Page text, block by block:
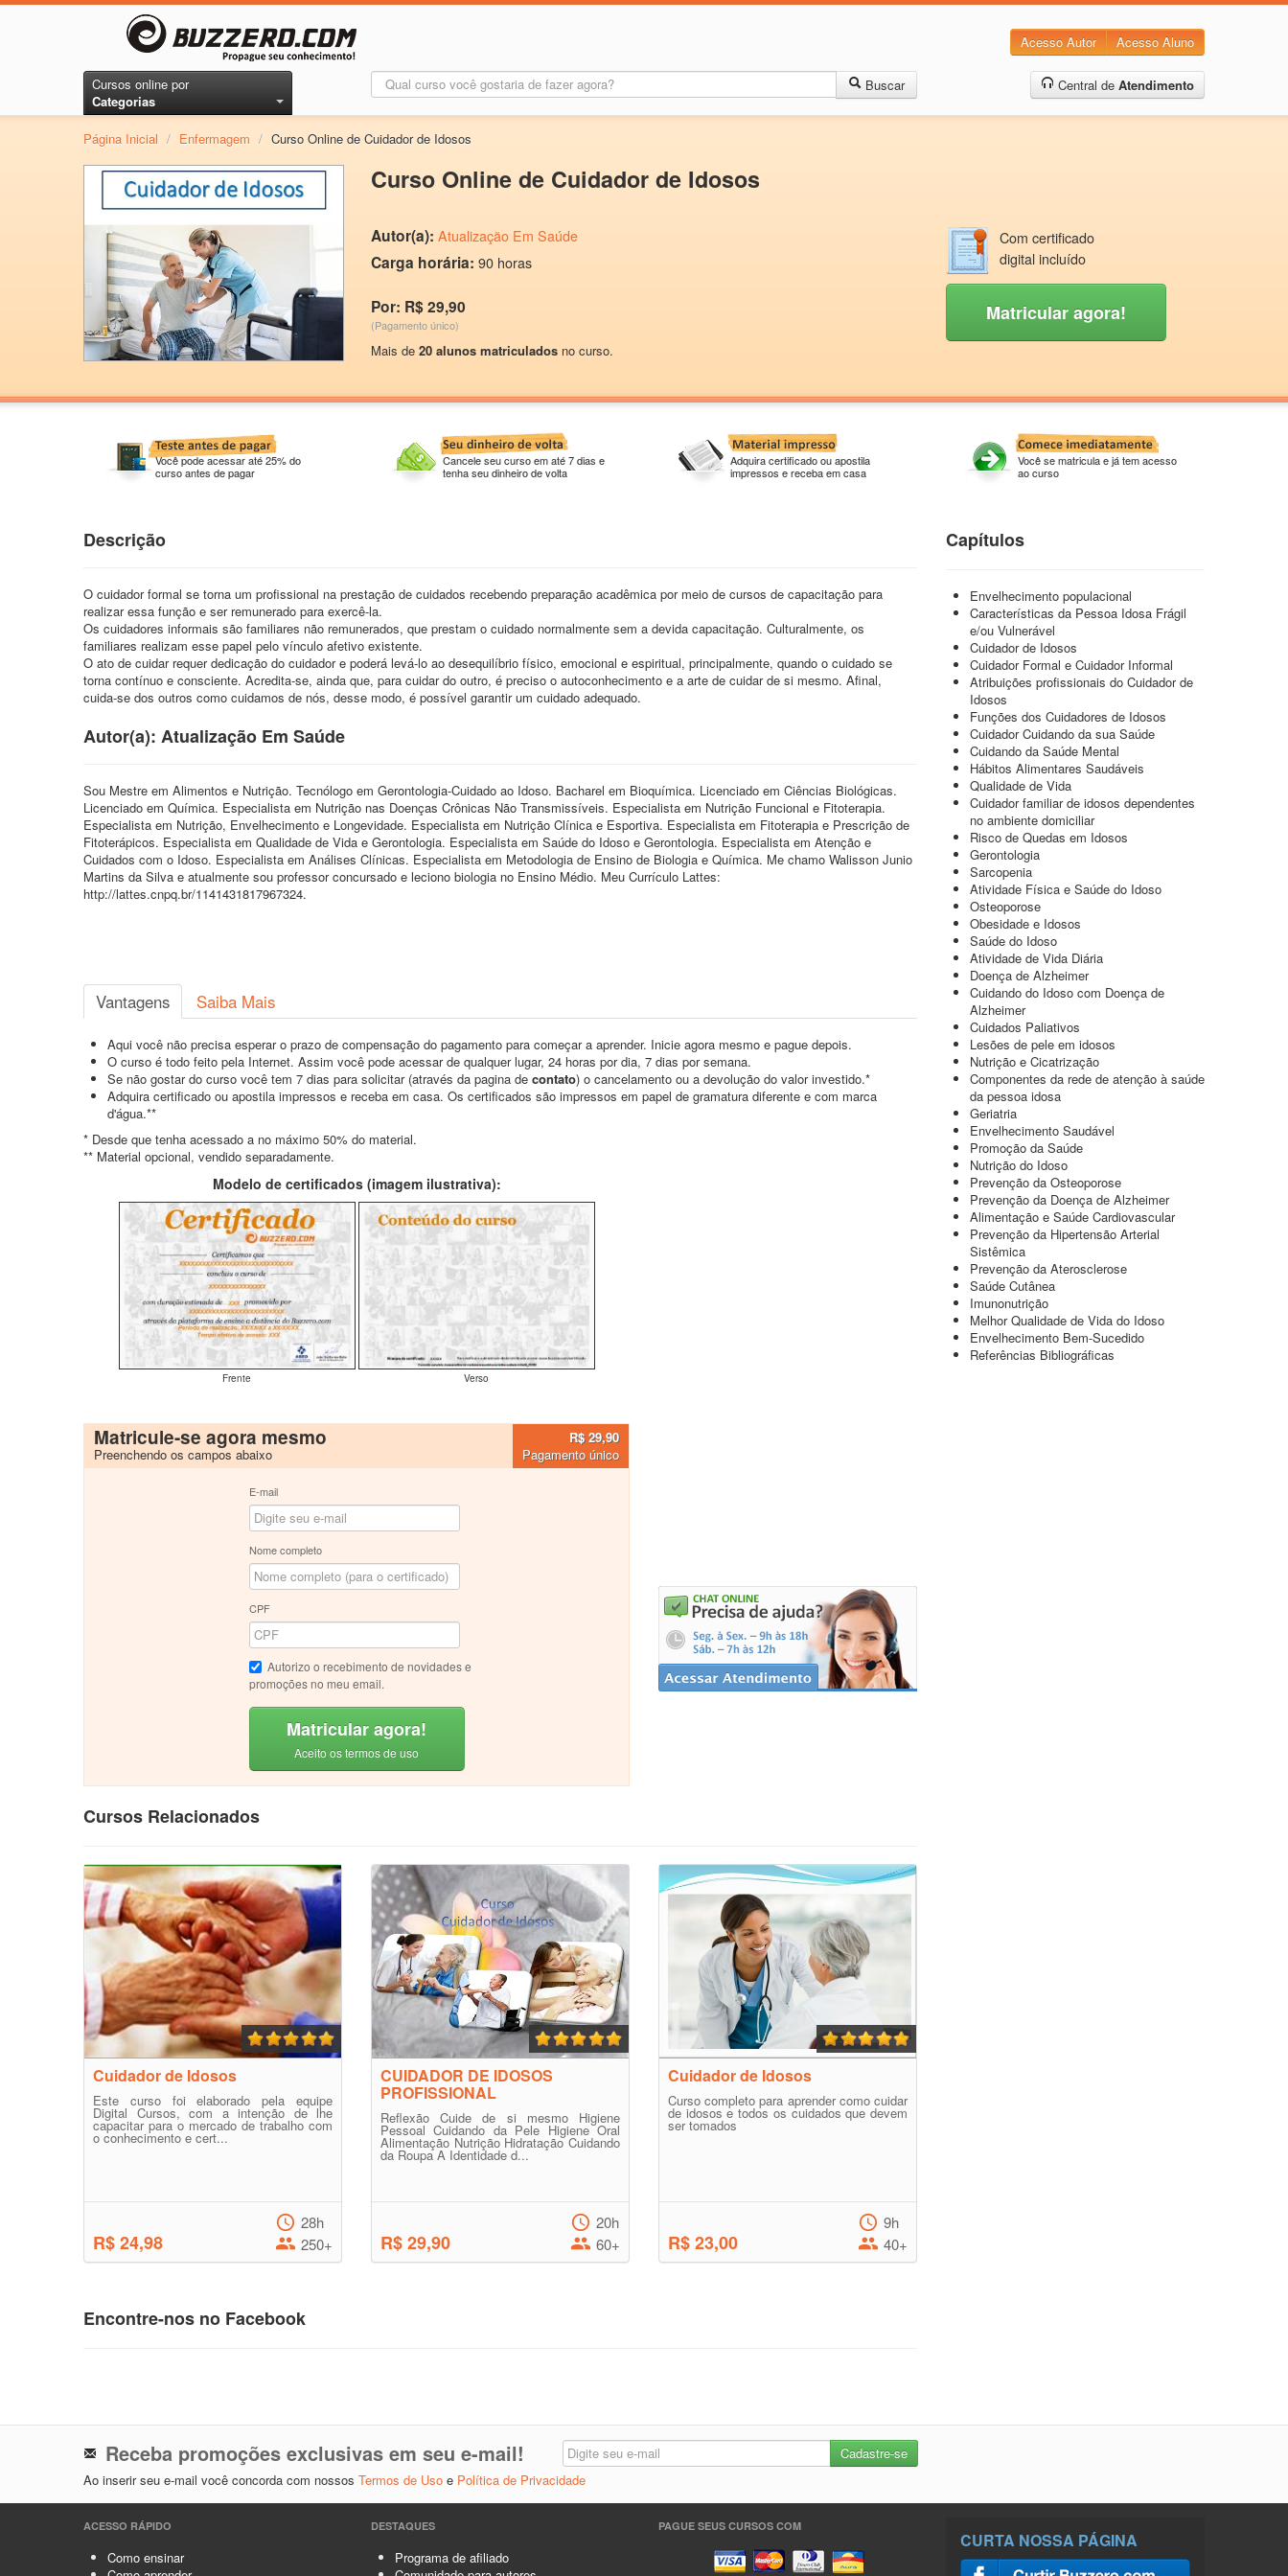
Acesso Autor Acesso Aluno
Cursos online por
Categorias
Buscar Central de Atendimento
Página Inicial / Enfermagem / Curso Online de Cuidador de Idosos
Curso Online de Cuidador de Idosos
Autor(a): Atualização Em Saúde
Carga horária: 90 horas
Por: R$ 29,90
(Pagamento único)
Mais de 20 alunos matriculados no curso.
Com certificado
digital incluído
Matricular agora!
Você pode acessar até 25% do
curso antes de pagar
Cancele seu curso em até 7 dias e
tenha seu dinheiro de volta
Adquira certificado ou apostila
impressos e receba em casa
Você se matricula e já tem acesso
ao curso
Descrição
O cuidador formal se torna um profissional na prestação de cuidados recebendo preparação acadêmica por meio de cursos de capacitação para
realizar essa função e ser remunerado para exercê-la.
Os cuidadores informais são familiares não remunerados, que prestam o cuidado normalmente sem a devida capacitação. Culturalmente, os
familiares realizam esse papel pelo vínculo afetivo existente.
O ato de cuidar requer dedicação do cuidador e poderá levá-lo ao desequilíbrio físico, emocional e espiritual, principalmente, quando o cuidado se
torna contínuo e consciente. Acredita-se, ainda que, para cuidar do outro, é preciso o autoconhecimento e a arte de cuidar de si mesmo. Afinal,
cuida-se dos outros como cuidamos de nós, desse modo, é possível garantir um cuidado adequado.
Autor(a): Atualização Em Saúde
Sou Mestre em Alimentos e Nutrição. Tecnólogo em Gerontologia-Cuidado ao Idoso. Bacharel em Bioquímica. Licenciado em Ciências Biológicas.
Licenciado em Química. Especialista em Nutrição nas Doenças Crônicas Não Transmissíveis. Especialista em Nutrição Funcional e Fitoterapia.
Especialista em Nutrição, Envelhecimento e Longevidade. Especialista em Nutrição Clínica e Esportiva. Especialista em Fitoterapia e Prescrição de
Fitoterápicos. Especialista em Qualidade de Vida e Gerontologia. Especialista em Saúde do Idoso e Gerontologia. Especialista em Atenção e
Cuidados com o Idoso. Especialista em Análises Clínicas. Especialista em Metodologia de Ensino de Biologia e Química. Me chamo Walisson Junio
Martins da Silva e atualmente sou professor concursado e leciono biologia no Ensino Médio. Meu Currículo Lattes:
http://lattes.cnpq.br/1141431817967324.
Vantagens Saiba Mais
Aqui você não precisa esperar o prazo de compensação do pagamento para começar a aprender. Inicie agora mesmo e pague depois.
O curso é todo feito pela Internet. Assim você pode acessar de qualquer lugar, 24 horas por dia, 7 dias por semana.
Se não gostar do curso você tem 7 dias para solicitar (através da pagina de contato) o cancelamento ou a devolução do valor investido.*
Adquira certificado ou apostila impressos e receba em casa. Os certificados são impressos em papel de gramatura diferente e com marca
d'água.**
* Desde que tenha acessado a no máximo 50% do material.
** Material opcional, vendido separadamente.
Modelo de certificados (imagem ilustrativa):
Frente Verso
Matricule-se agora mesmo
Preenchendo os campos abaixo
R$ 29,90
Pagamento único
E-mail
Nome completo
CPF
Autorizo o recebimento de novidades e
promoções no meu email.
Matricular agora!
Aceito os termos de uso
Cursos Relacionados
Cuidador de Idosos
Este curso foi elaborado pela equipe
Digital Cursos, com a intenção de lhe
capacitar para o mercado de trabalho com
o conhecimento e cert...
R$ 24,98
28h
250+
CUIDADOR DE IDOSOS
PROFISSIONAL
Reflexão Cuide de si mesmo Higiene
Pessoal Cuidando da Pele Higiene Oral
Alimentação Nutrição Hidratação Cuidando
da Roupa A Identidade d...
R$ 29,90
20h
60+
Cuidador de Idosos
Curso completo para aprender como cuidar
de idosos e todos os cuidados que devem
ser tomados
R$ 23,00
9h
40+
Encontre-nos no Facebook
Capítulos
Envelhecimento populacional
Características da Pessoa Idosa Frágil
e/ou Vulnerável
Cuidador de Idosos
Cuidador Formal e Cuidador Informal
Atribuições profissionais do Cuidador de
Idosos
Funções dos Cuidadores de Idosos
Cuidador Cuidando da sua Saúde
Cuidando da Saúde Mental
Hábitos Alimentares Saudáveis
Qualidade de Vida
Cuidador familiar de idosos dependentes
no ambiente domiciliar
Risco de Quedas em Idosos
Gerontologia
Sarcopenia
Atividade Física e Saúde do Idoso
Osteoporose
Obesidade e Idosos
Saúde do Idoso
Atividade de Vida Diária
Doença de Alzheimer
Cuidando do Idoso com Doença de
Alzheimer
Cuidados Paliativos
Lesões de pele em idosos
Nutrição e Cicatrização
Componentes da rede de atenção à saúde
da pessoa idosa
Geriatria
Envelhecimento Saudável
Promoção da Saúde
Nutrição do Idoso
Prevenção da Osteoporose
Prevenção da Doença de Alzheimer
Alimentação e Saúde Cardiovascular
Prevenção da Hipertensão Arterial
Sistêmica
Prevenção da Aterosclerose
Saúde Cutânea
Imunonutrição
Melhor Qualidade de Vida do Idoso
Envelhecimento Bem-Sucedido
Referências Bibliográficas
Receba promoções exclusivas em seu e-mail!
Ao inserir seu e-mail você concorda com nossos Termos de Uso e Política de Privacidade
ACESSO RÁPIDO
Como ensinar
DESTAQUES
Programa de afiliado
PAGUE SEUS CURSOS COM
CURTA NOSSA PÁGINA